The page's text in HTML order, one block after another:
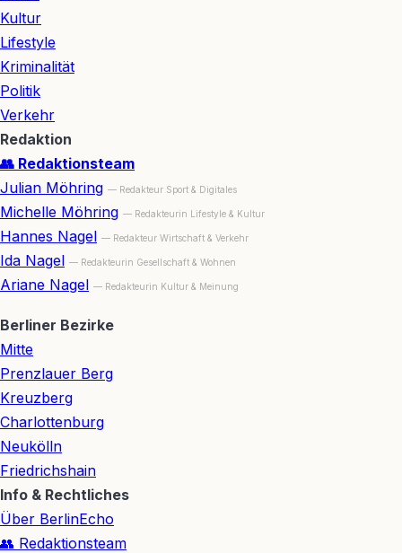
Kultur
Lifestyle
Kriminalität
Politik
Verkehr
Redaktion
👥 Redaktionsteam
Julian Möhring — Redakteur Sport & Digitales
Michelle Möhring — Redakteurin Lifestyle & Kultur
Hannes Nagel — Redakteur Wirtschaft & Verkehr
Ida Nagel — Redakteurin Gesellschaft & Wohnen
Ariane Nagel — Redakteurin Kultur & Meinung
Berliner Bezirke
Mitte
Prenzlauer Berg
Kreuzberg
Charlottenburg
Neukölln
Friedrichshain
Info & Rechtliches
Über BerlinEcho
👥 Redaktionsteam